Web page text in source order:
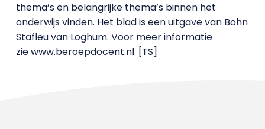
thema’s en belangrijke thema’s binnen het
onderwijs vinden. Het blad is een uitgave van Bohn
Stafleu van Loghum. Voor meer informatie
zie www.beroepdocent.nl. [TS]